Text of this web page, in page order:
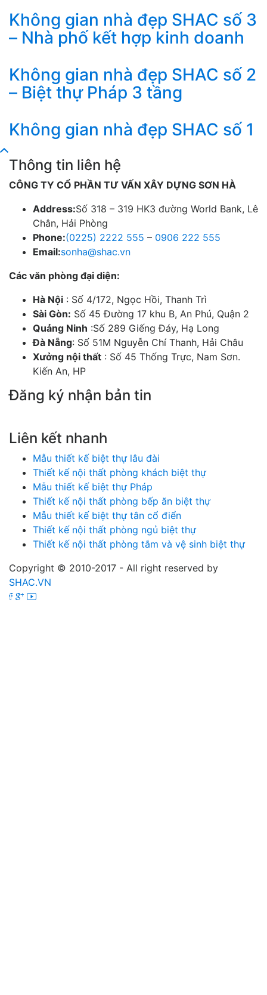
Không gian nhà đẹp SHAC số 3
– Nhà phố kết hợp kinh doanh
Không gian nhà đẹp SHAC số 2
– Biệt thự Pháp 3 tầng
Không gian nhà đẹp SHAC số 1
Thông tin liên hệ
CÔNG TY CỔ PHẦN TƯ VẤN XÂY DỰNG SƠN HÀ
Address:Số 318 – 319 HK3 đường World Bank, Lê
Chân, Hải Phòng
Phone:(0225) 2222 555 – 0906 222 555
Email:sonha@shac.vn
Các văn phòng đại diện:
Hà Nội : Số 4/172, Ngọc Hồi, Thanh Trì
Sài Gòn: Số 45 Đường 17 khu B, An Phú, Quận 2
Quảng Ninh :Số 289 Giếng Đáy, Hạ Long
Đà Nẵng: Số 51M Nguyễn Chí Thanh, Hải Châu
Xưởng nội thất : Số 45 Thống Trực, Nam Sơn.
Kiến An, HP
Đăng ký nhận bản tin
Liên kết nhanh
Mẫu thiết kế biệt thự lâu đài
Thiết kế nội thất phòng khách biệt thự
Mẫu thiết kế biệt thự Pháp
Thiết kế nội thất phòng bếp ăn biệt thự
Mẫu thiết kế biệt thự tân cổ điển
Thiết kế nội thất phòng ngủ biệt thự
Thiết kế nội thất phòng tắm và vệ sinh biệt thự
Copyright © 2010-2017 - All right reserved by
SHAC.VN